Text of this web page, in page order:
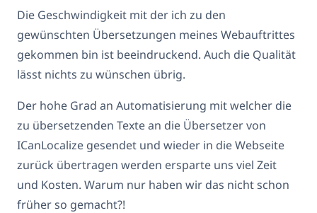
Die Geschwindigkeit mit der ich zu den
gewünschten Übersetzungen meines Webauftrittes
gekommen bin ist beeindruckend. Auch die Qualität
lässt nichts zu wünschen übrig.
Der hohe Grad an Automatisierung mit welcher die
zu übersetzenden Texte an die Übersetzer von
ICanLocalize gesendet und wieder in die Webseite
zurück übertragen werden ersparte uns viel Zeit
und Kosten. Warum nur haben wir das nicht schon
früher so gemacht?!